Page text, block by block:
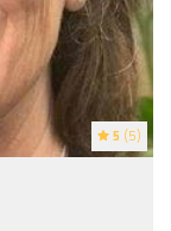
5 (5)